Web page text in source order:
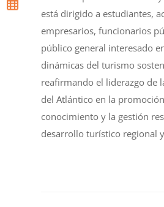
está dirigido a estudiantes,
empresarios, funcionarios
público general interesado
dinámicas del turismo
reafirmando el liderazgo de
del Atlántico en la
conocimiento y la gestión
desarrollo turístico regional